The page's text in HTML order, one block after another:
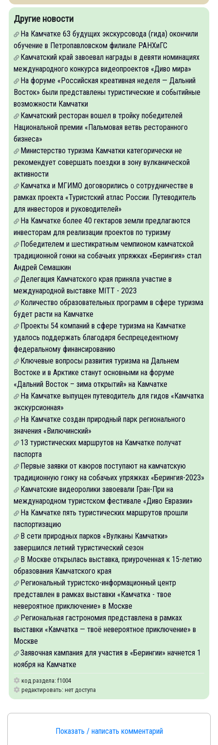
Другие новости
На Камчатке 63 будущих экскурсовода (гида) окончили
обучение в Петропавловском филиале РАНХиГС
Камчатский край завоевал награды в девяти номинациях
международного конкурса видеопроектов «Диво мира»
На форуме «Российская креативная неделя — Дальний
Восток» были представлены туристические и событийные
возможности Камчатки
Камчатский ресторан вошел в тройку победителей
Национальной премии «Пальмовая ветвь ресторанного
бизнеса»
Министерство туризма Камчатки категорически не
рекомендует совершать поездки в зону вулканической
активности
Камчатка и МГИМО договорились о сотрудничестве в
рамках проекта «Туристский атлас России. Путеводитель
для инвесторов и руководителей»
На Камчатке более 40 гектаров земли предлагаются
инвесторам для реализации проектов по туризму
Победителем и шестикратным чемпионом камчатской
традиционной гонки на собачьих упряжках «Берингия» стал
Андрей Семашкин
Делегация Камчатского края приняла участие в
международной выставке MITT - 2023
Количество образовательных программ в сфере туризма
будет расти на Камчатке
Проекты 54 компаний в сфере туризма на Камчатке
удалось поддержать благодаря беспрецедентному
федеральному финансированию
Ключевые вопросы развития туризма на Дальнем
Востоке и в Арктике станут основными на форуме
«Дальний Восток – зима открытий» на Камчатке
На Камчатке выпущен путеводитель для гидов «Камчатка
экскурсионная»
На Камчатке создан природный парк регионального
значения «Вилючинский»
13 туристических маршрутов на Камчатке получат
паспорта
Первые заявки от каюров поступают на камчатскую
традиционную гонку на собачьих упряжках «Берингия-2023»
Камчатские видеоролики завоевали Гран-При на
международном туристском фестивале «Диво Евразии»
На Камчатке пять туристических маршрутов прошли
паспортизацию
В сети природных парков «Вулканы Камчатки»
завершился летний туристический сезон
В Москве открылась выставка, приуроченная к 15-летию
образования Камчатского края
Региональный туристско-информационный центр
представлен в рамках выставки «Камчатка - твое
невероятное приключение» в Москве
Региональная гастрономия представлена в рамках
выставки «Камчатка — твоё невероятное приключение» в
Москве
Заявочная кампания для участия в «Берингии» начнется 1
ноября на Камчатке
код раздела: f1004
редактировать: нет доступа
Показать / написать комментарий